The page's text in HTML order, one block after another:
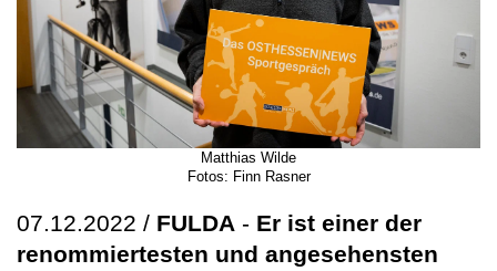
Matthias Wilde
Fotos: Finn Rasner
07.12.2022 / FULDA - Er ist einer der
renommiertesten und angesehensten